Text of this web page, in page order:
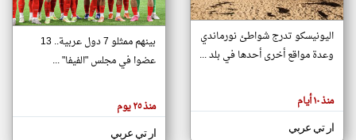
تغيير الدولة
اخبار جزر القمر على مدار الساعة
أهم اخبار جزر القمر العاجلة والمباشرة
هنا عن
وجهة
كاتبيها.
اليونيسكو تدرج شواطئ نورماندي
وعدة مواقع أخرى أحدها في بلد ...
منذ ١٠ أيام
ار تي عربي
بينهم ممثلو 7 دول عربية.. 13
عضوا في مجلس "الفيفا" ...
منذ ٢٥ يوم
ار تي عربي
klyoum.com